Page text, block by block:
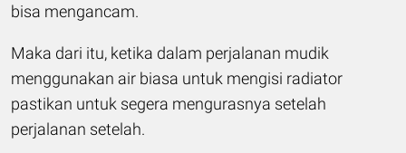
bisa mengancam.
Maka dari itu, ketika dalam perjalanan mudik
menggunakan air biasa untuk mengisi radiator
pastikan untuk segera mengurasnya setelah
perjalanan setelah.